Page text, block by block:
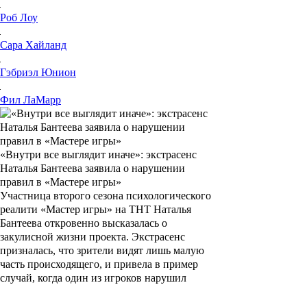
Роб Лоу
Сара Хайланд
Гэбриэл Юнион
Фил ЛаМарр
«Внутри все выглядит иначе»: экстрасенс
Наталья Бантеева заявила о нарушении
правил в «Мастере игры»
Участница второго сезона психологического
реалити «Мастер игры» на ТНТ Наталья
Бантеева откровенно высказалась о
закулисной жизни проекта. Экстрасенс
призналась, что зрители видят лишь малую
часть происходящего, и привела в пример
случай, когда один из игроков нарушил